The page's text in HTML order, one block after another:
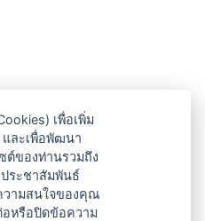
เพื่อเพิ่ม
และเพื่อพัฒนา
ต์ของท่านรวมถึง
ระชาสัมพันธ์
วามสนใจของคุณ
หรือปิดข้อความ